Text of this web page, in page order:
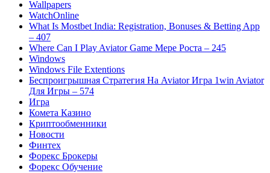
Wallpapers
WatchOnline
What Is Mostbet India: Registration, Bonuses & Betting App
– 407
Where Can I Play Aviator Game Мере Роста – 245
Windows
Windows File Extentions
Беспроигрышная Стратегия На Aviator Игра 1win Aviator
Для Игры – 574
Игра
Комета Казино
Криптообменники
Новости
Финтех
Форекс Брокеры
Форекс Обучение